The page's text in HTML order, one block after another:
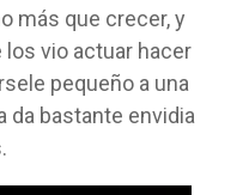
más que crecer, y
vio actuar hacer
pequeño a una
da bastante envidia